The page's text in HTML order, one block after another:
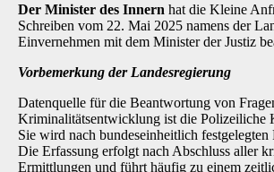
Der Minister des Innern hat die Kleine
Schreiben vom 22. Mai 2025 namens der
Einvernehmen mit dem Minister der Justiz
Vorbemerkung der Landesregierung
Datenquelle für die Beantwortung von
Kriminalitätsentwicklung ist die Polizeiliche
Sie wird nach bundeseinheitlich
Die Erfas­sung erfolgt nach Abschluss aller
Ermittlungen und führt häufig zu einem